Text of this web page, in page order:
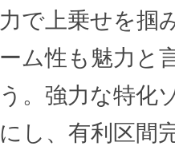
力で上乗せを掴
ーム性も魅力と
う。強力な特化
にし、有利区間